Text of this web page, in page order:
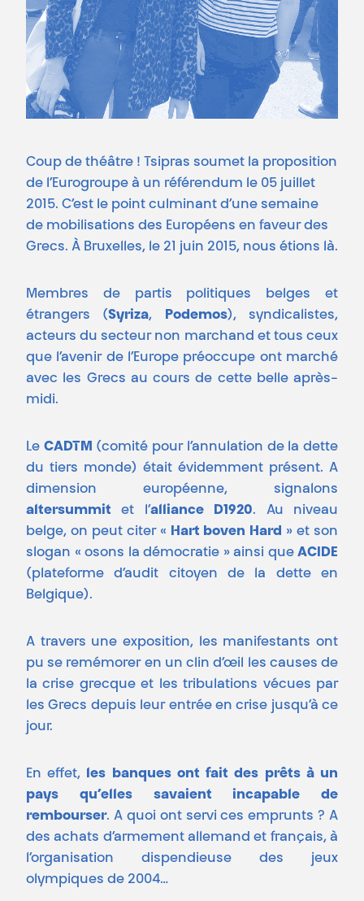
Coup de théâtre ! Tsipras soumet la proposition
de l’Eurogroupe à un référendum le 05 juillet
2015. C’est le point culminant d’une semaine
de mobilisations des Européens en faveur des
Grecs. À Bruxelles, le 21 juin 2015, nous étions là.
Membres de partis politiques belges et
étrangers (Syriza, Podemos), syndicalistes,
acteurs du secteur non marchand et tous ceux
que l’avenir de l’Europe préoccupe ont marché
avec les Grecs au cours de cette belle après-
midi.
Le CADTM (comité pour l’annulation de la dette
du tiers monde) était évidemment présent. A
dimension européenne, signalons
altersummit et l’alliance D1920. Au niveau
belge, on peut citer « Hart boven Hard » et son
slogan « osons la démocratie » ainsi que ACIDE
(plateforme d’audit citoyen de la dette en
Belgique).
A travers une exposition, les manifestants ont
pu se remémorer en un clin d’œil les causes de
la crise grecque et les tribulations vécues par
les Grecs depuis leur entrée en crise jusqu’à ce
jour.
En effet, les banques ont fait des prêts à un
pays qu’elles savaient incapable de
rembourser. A quoi ont servi ces emprunts ? A
des achats d’armement allemand et français, à
l’organisation dispendieuse des jeux
olympiques de 2004…